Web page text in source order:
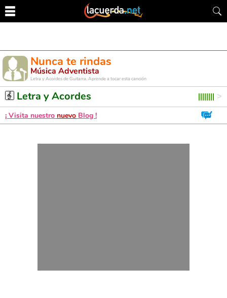
Nunca te rindas
Música Adventista
Letra y Acordes de Guitarra. Aprende a tocar esta canción
Letra y Acordes
¡ Visita nuestro nuevo Blog !